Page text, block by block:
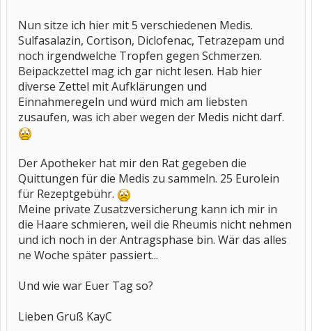
Nun sitze ich hier mit 5 verschiedenen Medis.
Sulfasalazin, Cortison, Diclofenac, Tetrazepam und
noch irgendwelche Tropfen gegen Schmerzen.
Beipackzettel mag ich gar nicht lesen. Hab hier
diverse Zettel mit Aufklärungen und
Einnahmeregeln und würd mich am liebsten
zusaufen, was ich aber wegen der Medis nicht darf.
Der Apotheker hat mir den Rat gegeben die
Quittungen für die Medis zu sammeln. 25 Eurolein
für Rezeptgebühr.
Meine private Zusatzversicherung kann ich mir in
die Haare schmieren, weil die Rheumis nicht nehmen
und ich noch in der Antragsphase bin. Wär das alles
ne Woche später passiert...
Und wie war Euer Tag so?
Lieben Gruß KayC